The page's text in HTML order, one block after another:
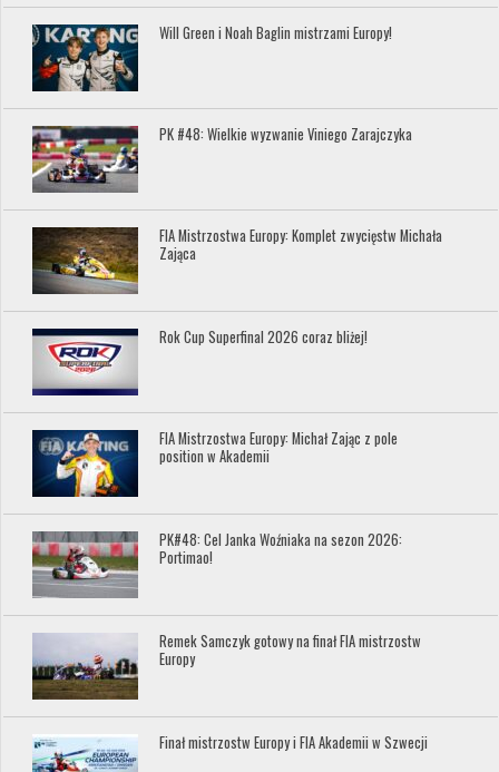
Will Green i Noah Baglin mistrzami Europy!
PK #48: Wielkie wyzwanie Viniego Zarajczyka
FIA Mistrzostwa Europy: Komplet zwycięstw Michała
Zająca
Rok Cup Superfinal 2026 coraz bliżej!
FIA Mistrzostwa Europy: Michał Zając z pole
position w Akademii
PK#48: Cel Janka Woźniaka na sezon 2026:
Portimao!
Remek Samczyk gotowy na finał FIA mistrzostw
Europy
Finał mistrzostw Europy i FIA Akademii w Szwecji